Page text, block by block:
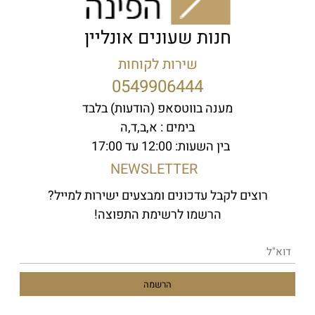
חנות שעונים אונליין
שירות לקוחות
0549906444
מענה בווטסאפ (הודעות) בלבד
בימים : א,ב,ד,ה
בין השעות: 12:00 עד 17:00
NEWSLETTER
רוצים לקבל עדכונים ומבצעים ישירות למייל?
הרשמו לרשימת התפוצה!